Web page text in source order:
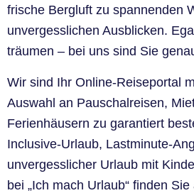
frische Bergluft zu spannenden
unvergesslichen Ausblicken.
träumen – bei uns sind Sie
Wir sind Ihr Online-Reiseportal
Auswahl an Pauschalreisen,
Ferienhäusern zu garantiert
Inclusive-Urlaub, Lastminute-
unvergesslicher Urlaub mit
bei „Ich mach Urlaub“ finden